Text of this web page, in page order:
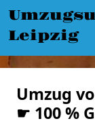
Leipzig
Umzug
☛ 100 %